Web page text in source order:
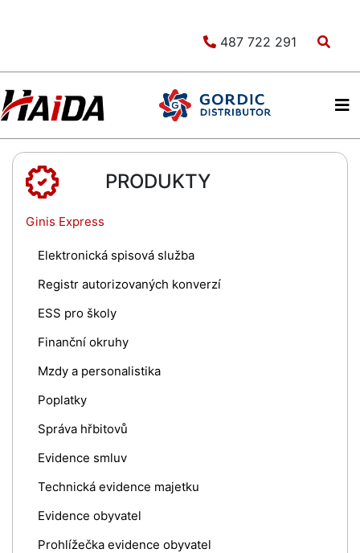
487 722 291
PRODUKTY
Ginis Express
Elektronická spisová služba
Registr autorizovaných konverzí
ESS pro školy
Finanční okruhy
Mzdy a personalistika
Poplatky
Správa hřbitovů
Evidence smluv
Technická evidence majetku
Evidence obyvatel
Prohlížečka evidence obyvatel